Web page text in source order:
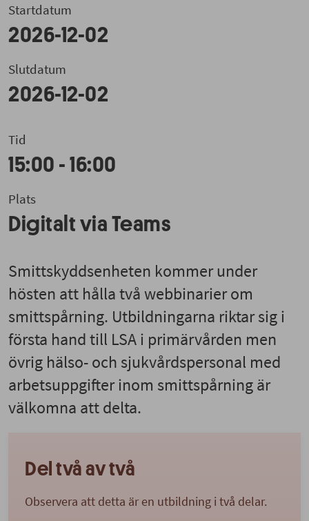
Startdatum
2026-12-02
Slutdatum
2026-12-02
Tid
15:00 - 16:00
Plats
Digitalt via Teams
Smittskyddsenheten kommer under
hösten att hålla två webbinarier om
smittspårning. Utbildningarna riktar sig i
första hand till LSA i primärvården men
övrig hälso- och sjukvårdspersonal med
arbetsuppgifter inom smittspårning är
välkomna att delta.
Del två av två
Observera att detta är en utbildning i två delar.